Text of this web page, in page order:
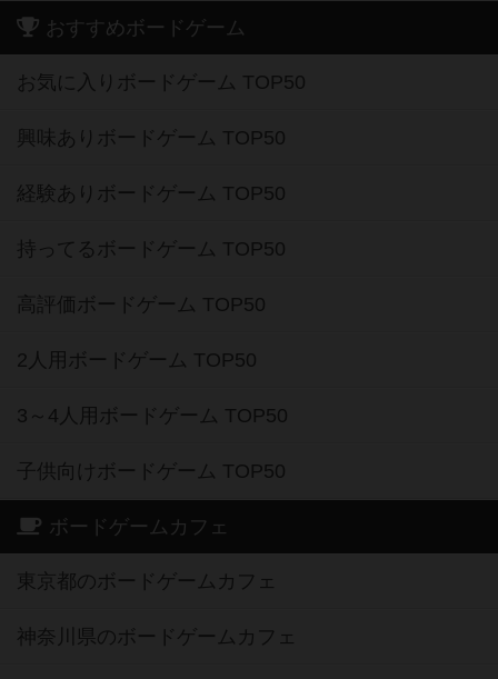
おすすめボードゲーム
お気に入りボードゲーム TOP50
興味ありボードゲーム TOP50
経験ありボードゲーム TOP50
持ってるボードゲーム TOP50
高評価ボードゲーム TOP50
2人用ボードゲーム TOP50
3～4人用ボードゲーム TOP50
子供向けボードゲーム TOP50
ボードゲームカフェ
東京都のボードゲームカフェ
神奈川県のボードゲームカフェ